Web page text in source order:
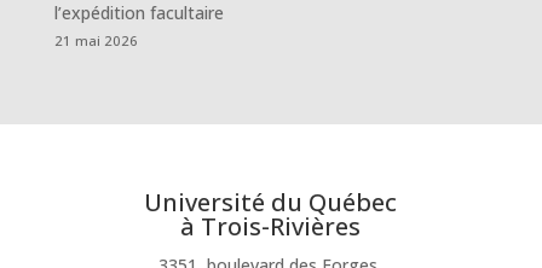
l’expédition facultaire
21 mai 2026
Université du Québec
à Trois-Rivières